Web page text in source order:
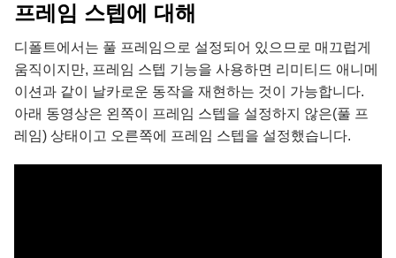
프레임 스텝에 대해
디폴트에서는 풀 프레임으로 설정되어 있으므로 매끄럽게
움직이지만, 프레임 스텝 기능을 사용하면 리미티드 애니메
이션과 같이 날카로운 동작을 재현하는 것이 가능합니다.
아래 동영상은 왼쪽이 프레임 스텝을 설정하지 않은(풀 프
레임) 상태이고 오른쪽에 프레임 스텝을 설정했습니다.